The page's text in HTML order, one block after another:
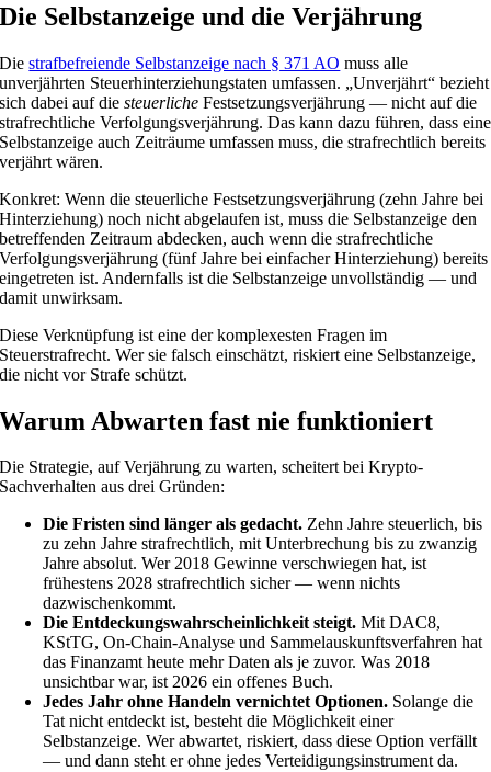
Die Selbstanzeige und die Verjährung
Diestrafbefreiende Selbstanzeige nach § 371 AO muss alle
unverjährten Steuerhinterziehungstaten umfassen. „Unverjährt“ bezieht
sich dabei auf diesteuerliche Festsetzungsverjährung — nicht auf die
strafrechtliche Verfolgungsverjährung. Das kann dazu führen, dass eine
Selbstanzeige auch Zeiträume umfassen muss, die strafrechtlich bereits
verjährt wären.
Konkret: Wenn die steuerliche Festsetzungsverjährung (zehn Jahre bei
Hinterziehung) noch nicht abgelaufen ist, muss die Selbstanzeige den
betreffenden Zeitraum abdecken, auch wenn die strafrechtliche
Verfolgungsverjährung (fünf Jahre bei einfacher Hinterziehung) bereits
eingetreten ist. Andernfalls ist die Selbstanzeige unvollständig — und
damit unwirksam.
Diese Verknüpfung ist eine der komplexesten Fragen im
Steuerstrafrecht. Wer sie falsch einschätzt, riskiert eine Selbstanzeige,
die nicht vor Strafe schützt.
Warum Abwarten fast nie funktioniert
Die Strategie, auf Verjährung zu warten, scheitert bei Krypto-
Sachverhalten aus drei Gründen:
Die Fristen sind länger als gedacht. Zehn Jahre steuerlich, bis
zu zehn Jahre strafrechtlich, mit Unterbrechung bis zu zwanzig
Jahre absolut. Wer 2018 Gewinne verschwiegen hat, ist
frühestens 2028 strafrechtlich sicher — wenn nichts
dazwischenkommt.
Die Entdeckungswahrscheinlichkeit steigt. Mit DAC8,
KStTG, On-Chain-Analyse und Sammelauskunftsverfahren hat
das Finanzamt heute mehr Daten als je zuvor. Was 2018
unsichtbar war, ist 2026 ein offenes Buch.
Jedes Jahr ohne Handeln vernichtet Optionen. Solange die
Tat nicht entdeckt ist, besteht die Möglichkeit einer
Selbstanzeige. Wer abwartet, riskiert, dass diese Option verfällt
— und dann steht er ohne jedes Verteidigungsinstrument da.